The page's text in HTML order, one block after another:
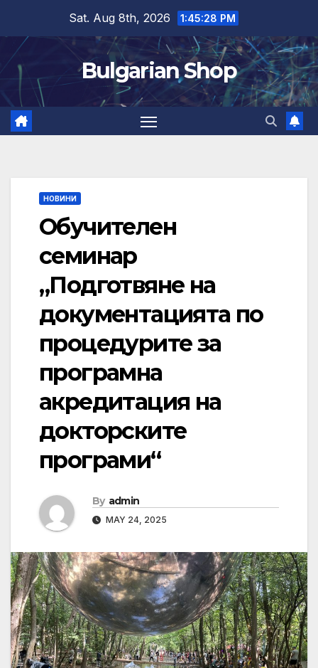
content
Sat. Aug 8th, 2026 1:45:28 PM
Bulgarian Shop
НОВИНИ
Обучителен
семинар
„Подготвяне на
документацията по
процедурите за
програмна
акредитация на
докторските
програми“
By admin
MAY 24, 2025